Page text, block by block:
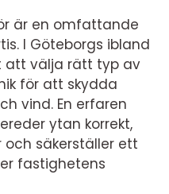
är en omfattande
I Göteborgs ibland
att välja rätt typ av
för att skydda
vind. En erfaren
ytan korrekt,
säkerställer ett
fastighetens